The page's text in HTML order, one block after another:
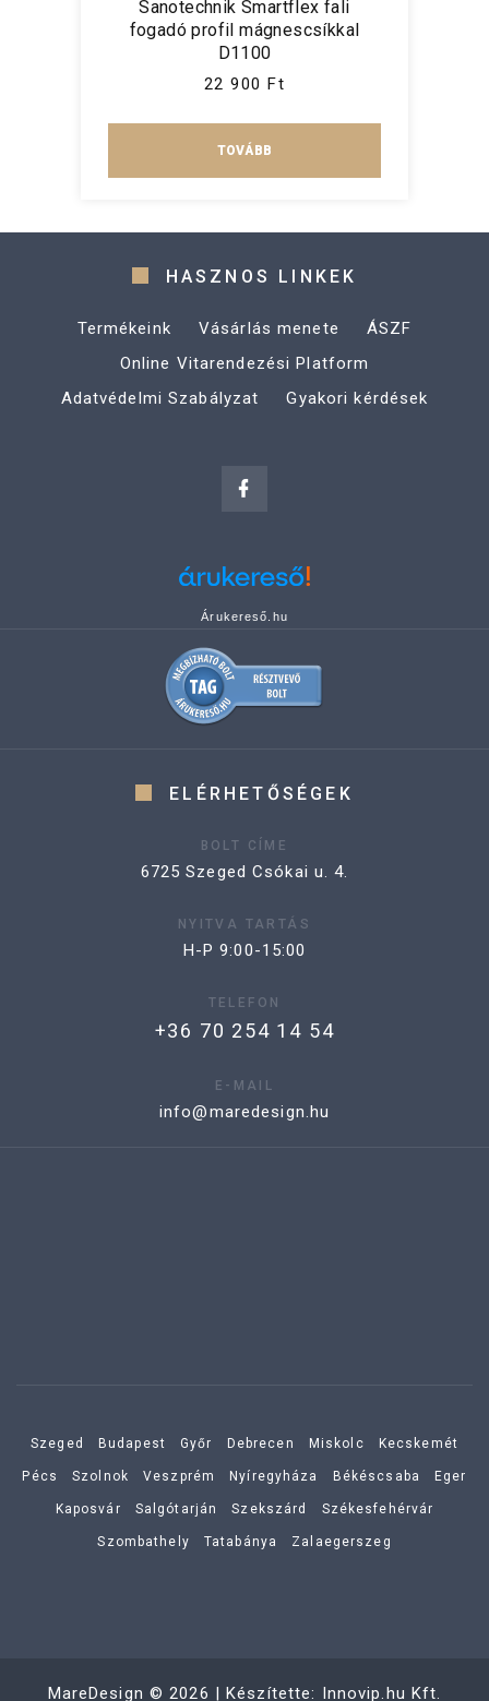
Sanotechnik Smartflex fali
fogadó profil mágnescsíkkal
D1100
22 900 Ft
TOVÁBB
HASZNOS LINKEK
Termékeink Vásárlás menete
ÁSZF
Online Vitarendezési Platform
Adatvédelmi Szabályzat
Gyakori kérdések
Árukereső.hu
ELÉRHETŐSÉGEK
BOLT CÍME
6725 Szeged Csókai u. 4.
NYITVA TARTÁS
H-P 9:00-15:00
TELEFON
+36 70 254 14 54
E-MAIL
info@maredesign.hu
Szeged Budapest Győr Debrecen Miskolc Kecskemét
Pécs Szolnok Veszprém Nyíregyháza Békéscsaba Eger
Kaposvár Salgótarján Szekszárd Székesfehérvár
Szombathely Tatabánya Zalaegerszeg
MareDesign ©2026 | Készítette: Innovip.hu Kft.